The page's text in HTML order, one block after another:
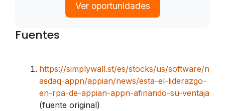
Ver oportunidades
Fuentes
https://simplywall.st/es/stocks/us/software/n
asdaq-appn/appian/news/esta-el-liderazgo-
en-rpa-de-appian-appn-afinando-su-ventaja
(fuente original)